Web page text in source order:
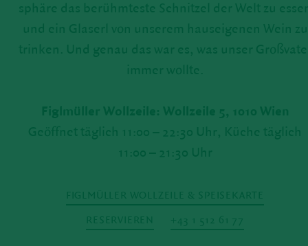
sphäre das berühm­teste Schnitzel der Welt zu
und ein Glaserl von unserem haus­ei­genen Wein zu
trinken. Und genau das war es, was unser
immer wollte.
Figl­müller Woll­zeile: Woll­zeile 5, 1010 Wien
Geöffnet täglich 11:00 – 22:30 Uhr, Küche täglich
11:00 – 21:30 Uhr
FIGL­MÜLLER WOLL­ZEILE & SPEI­SE­KARTE
RESER­VIEREN
+43 1 512 61 77